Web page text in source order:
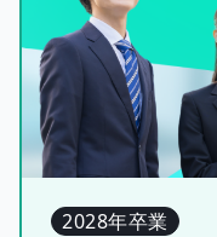
2028年卒業